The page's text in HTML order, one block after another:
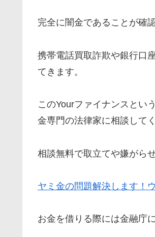
完全に闇金であることが確
携帯電話買取詐欺や銀行口
てきます。
このYourファイナンスとい
金専門の法律家に相談して
相談無料で取立てや嫌がら
ヤミ金の問題解決します！
お金を借りる際には金融庁